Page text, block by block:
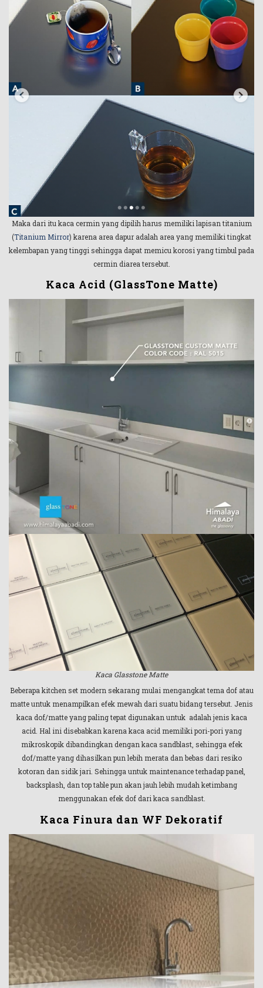
Maka dari itu kaca cermin yang dipilih harus memiliki lapisan titanium
(Titanium Mirror) karena area dapur adalah area yang memiliki tingkat
kelembapan yang tinggi sehingga dapat memicu korosi yang timbul pada
cermin diarea tersebut.
Kaca Acid (GlassTone Matte)
Kaca Glasstone Matte
Beberapa kitchen set modern sekarang mulai mengangkat tema dof atau
matte untuk menampilkan efek mewah dari suatu bidang tersebut. Jenis
kaca dof/matte yang paling tepat digunakan untuk adalah jenis kaca
acid. Hal ini disebabkan karena kaca acid memiliki pori-pori yang
mikroskopik dibandingkan dengan kaca sandblast, sehingga efek
dof/matte yang dihasilkan pun lebih merata dan bebas dari resiko
kotoran dan sidik jari. Sehingga untuk maintenance terhadap panel,
backsplash, dan top table pun akan jauh lebih mudah ketimbang
menggunakan efek dof dari kaca sandblast.
Kaca Finura dan WF Dekoratif